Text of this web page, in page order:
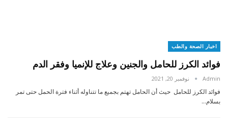
اخبار الصحة والطب
فوائد الكرز للحامل والجنين وعلاج للإنميا وفقر الدم
Admin نوفمبر 20, 2021
فوائد الكرز للحامل حيث أن الحامل تهتم بجميع ما تتناوله أثناء فترة الحمل حتى تمر
بسلام…